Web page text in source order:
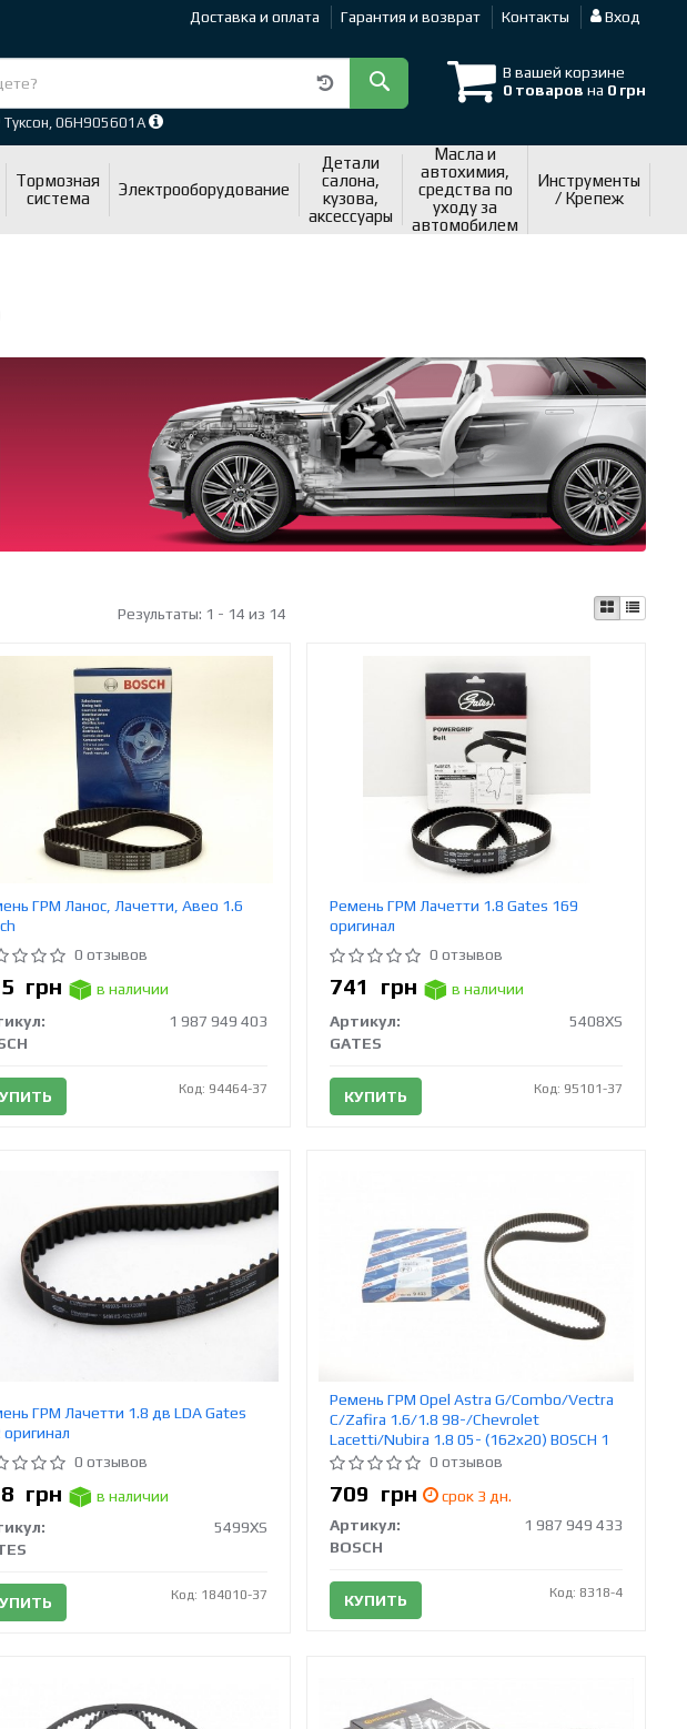
Доставка и оплата Гарантия и возврат Контакты Вход
В вашей корзине
0 товаров на 0 грн
Туксон, 06H905601A
Тормозная
система
Электрооборудование
Детали
салона,
кузова,
аксессуары
Масла и
автохимия,
средства по
уходу за
автомобилем
Инструменты
/ Крепеж
Результаты: 1 - 14 из 14
ГРМ Ланос, Лачетти, Авео 1.6
0 отзывов
грн
в наличии
1 987 949 403
Код: 94464-37
Ремень ГРМ Лачетти 1.8 Gates 169
оригинал
0 отзывов
741 грн
в наличии
Артикул:
5408XS
GATES
КУПИТЬ Код: 95101-37
ГРМ Лачетти 1.8 дв LDA Gates
оригинал
0 отзывов
грн
в наличии
5499XS
Код: 184010-37
Ремень ГРМ Opel Astra G/Combo/Vectra
C/Zafira 1.6/1.8 98-/Chevrolet
Lacetti/Nubira 1.8 05- (162x20) BOSCH 1
987 949 433
0 отзывов
709 грн
срок 3 дн.
Артикул:
1 987 949 433
BOSCH
КУПИТЬ Код: 8318-4